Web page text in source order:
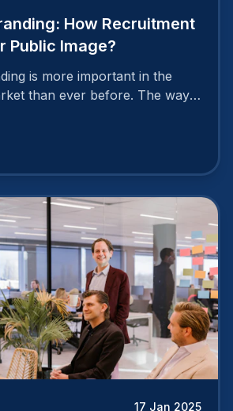
How Recruitment
Public Image?
is more important in the
than ever before. The way
17 Jan 2025